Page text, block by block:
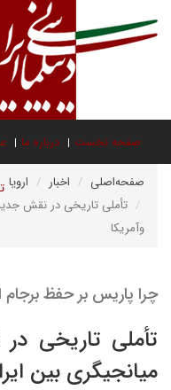
صفحه نخست درباره ما
صفحه‌اصلی اخبار
اروپا
تأملی تاریخی در نقش
وآمریکا
چرا پاریس بر حفظ برجام
تأملی تاریخی
میانجیگری بین